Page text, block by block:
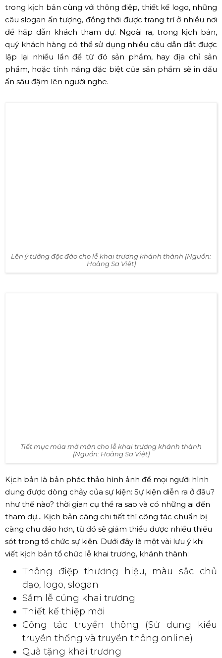
trong kịch bản cùng với thông điệp, thiết kế logo, những
câu slogan ấn tượng, đồng thời được trang trí ở nhiều nơi
để hấp dẫn khách tham dự. Ngoài ra, trong kịch bản,
quý khách hàng có thể sử dụng nhiều câu dẫn dắt được
lặp lại nhiều lần để từ đó sản phẩm, hay địa chỉ sản
phẩm, hoặc tính năng đặc biệt của sản phẩm sẽ in dấu
ấn sâu đậm lên người nghe.
Lên ý tưởng độc đáo cho lễ khai trương khánh thành (Nguồn:
Hoàng Sa Việt)
Tiết mục múa mở màn cho lễ khai trương khánh thành
(Nguồn: Hoàng Sa Việt)
Kịch bản là bản phác thảo hình ảnh để mọi người hình
dung được dòng chảy của sự kiện: Sự kiện diễn ra ở đâu?
như thế nào? thời gian cụ thể ra sao và có những ai đến
tham dự... Kịch bản càng chi tiết thì công tác chuẩn bị
càng chu đáo hơn, từ đó sẽ giảm thiểu được nhiều thiếu
sót trong tổ chức sự kiện. Dưới đây là một vài lưu ý khi
viết kịch bản tổ chức lễ khai trương, khánh thành:
Thông điệp thương hiệu, màu sắc chủ
đạo, logo, slogan
Sắm lễ cúng khai trương
Thiết kế thiệp mời
Công tác truyền thông (Sử dụng kiểu
truyền thống và truyền thông online)
Quà tặng khai trương